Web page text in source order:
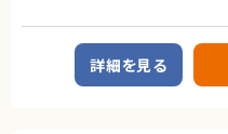
株式会社LASSIC
教育を軸に人材領域で企業のDXを
これまで15万人以上の受講生か
してきた企業様です。
企業のDX推進を実現するために
策定、アセスメント・スキル可視化
詳細を見る